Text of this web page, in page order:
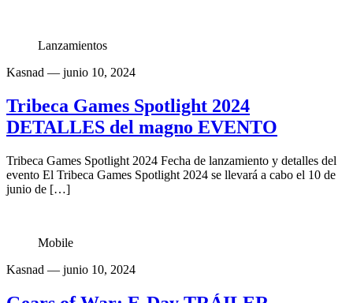
Lanzamientos
Kasnad — junio 10, 2024
Tribeca Games Spotlight 2024
DETALLES del magno EVENTO
Tribeca Games Spotlight 2024 Fecha de lanzamiento y detalles del
evento El Tribeca Games Spotlight 2024 se llevará a cabo el 10 de
junio de […]
Mobile
Kasnad — junio 10, 2024